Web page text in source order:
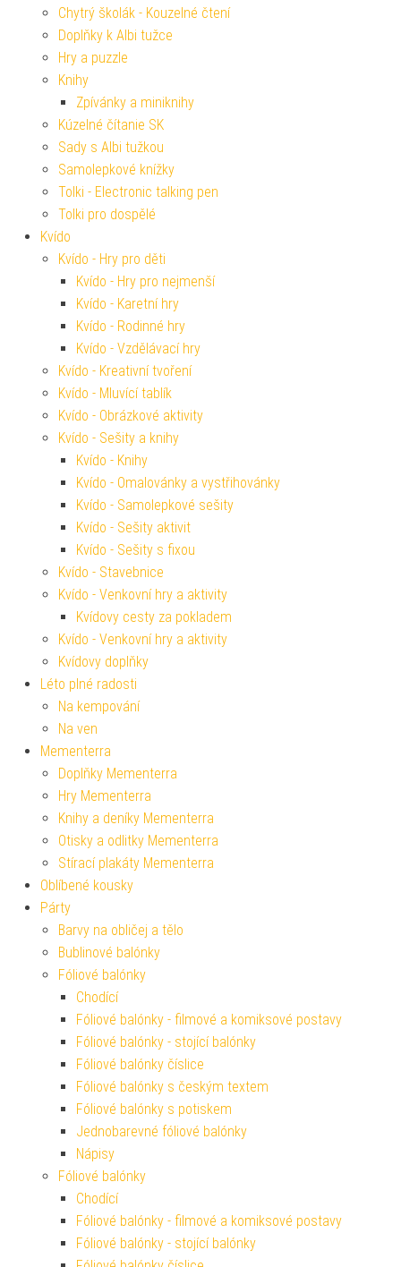
Chytrý školák - Kouzelné čtení
Doplňky k Albi tužce
Hry a puzzle
Knihy
Zpívánky a miniknihy
Kúzelné čítanie SK
Sady s Albi tužkou
Samolepkové knížky
Tolki - Electronic talking pen
Tolki pro dospělé
Kvído
Kvído - Hry pro děti
Kvído - Hry pro nejmenší
Kvído - Karetní hry
Kvído - Rodinné hry
Kvído - Vzdělávací hry
Kvído - Kreativní tvoření
Kvído - Mluvící tablík
Kvído - Obrázkové aktivity
Kvído - Sešity a knihy
Kvído - Knihy
Kvído - Omalovánky a vystřihovánky
Kvído - Samolepkové sešity
Kvído - Sešity aktivit
Kvído - Sešity s fixou
Kvído - Stavebnice
Kvído - Venkovní hry a aktivity
Kvídovy cesty za pokladem
Kvído - Venkovní hry a aktivity
Kvídovy doplňky
Léto plné radosti
Na kempování
Na ven
Mementerra
Doplňky Mementerra
Hry Mementerra
Knihy a deníky Mementerra
Otisky a odlitky Mementerra
Stírací plakáty Mementerra
Oblíbené kousky
Párty
Barvy na obličej a tělo
Bublinové balónky
Fóliové balónky
Chodící
Fóliové balónky - filmové a komiksové postavy
Fóliové balónky - stojící balónky
Fóliové balónky číslice
Fóliové balónky s českým textem
Fóliové balónky s potiskem
Jednobarevné fóliové balónky
Nápisy
Fóliové balónky
Chodící
Fóliové balónky - filmové a komiksové postavy
Fóliové balónky - stojící balónky